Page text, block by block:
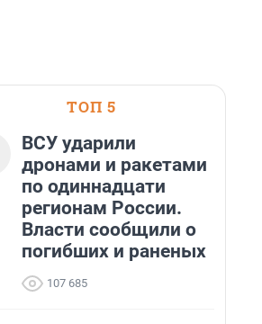
ТОП 5
ВСУ ударили
дронами и ракетами
по одиннадцати
регионам России.
Власти сообщили о
погибших и раненых
107 685